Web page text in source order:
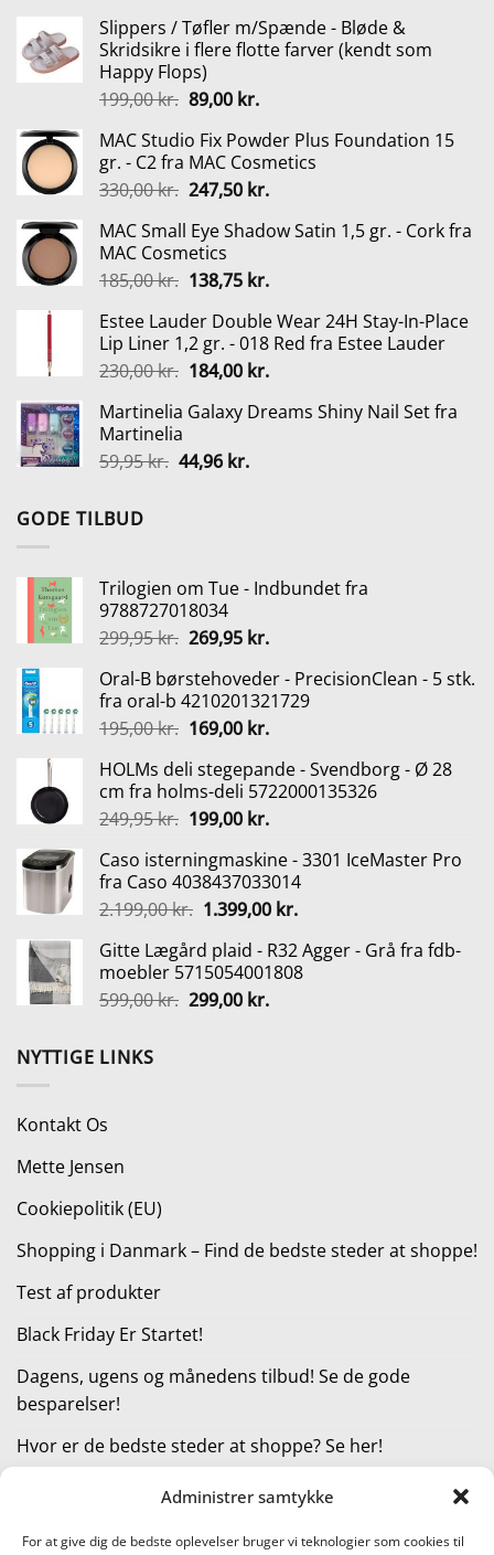
Administrer samtykke
For at give dig de bedste oplevelser bruger vi teknologier som cookies til
Slippers / Tøfler m/Spænde - Bløde &
Skridsikre i flere flotte farver (kendt som
Happy Flops)
199,00kr. Den
pris
var:
199,00 kr..
89,00 kr.Den
pris
er:
89,00 kr..
MAC Studio Fix Powder Plus Foundation 15
gr. - C2 fra MAC Cosmetics
330,00kr. Den
pris
var:
330,00 kr..
247,50 kr.Den
pris
247,50 kr..
MAC Small Eye Shadow Satin 1,5 gr. - Cork fra
MAC Cosmetics
185,00kr. Den
pris
var:
185,00 kr..
138,75 kr.Den
pris
er:
138,75 kr..
Estee Lauder Double Wear 24H Stay-In-Place
Lip Liner 1,2 gr. - 018 Red fra Estee Lauder
230,00kr. Den
pris
230,00 kr..
184,00 kr.Den
pris
Martinelia Galaxy Dreams Shiny Nail Set fra
Martinelia
59,95kr. Den
44,96 kr.Den
GODE TILBUD
Trilogien om Tue - Indbundet fra
9788727018034
299,95kr. Den
pris
var:
299,95 kr..
269,95 kr.Den
pris
er:
269,95 kr..
Oral-B børstehoveder - PrecisionClean - 5 stk.
fra oral-b 4210201321729
195,00kr. Den
pris
var:
195,00 kr..
169,00 kr.Den
pris
er:
169,00 kr..
HOLMs deli stegepande - Svendborg - Ø 28
cm fra holms-deli 5722000135326
249,95kr. Den
pris
var:
249,95 kr..
199,00 kr.Den
pris
er:
199,00 kr..
Caso isterningmaskine - 3301 IceMaster Pro
fra Caso 4038437033014
2.199,00kr. Den
pris
var:
2.199,00 kr..
1.399,00 kr.Den
pris
er:
Gitte Lægård plaid - R32 Agger - Grå fra fdb-
moebler 5715054001808
599,00kr. Den
299,00 kr.Den
NYTTIGE LINKS
Kontakt Os
Mette Jensen
Cookiepolitik (EU)
Shopping i Danmark – Find de bedste steder at shoppe!
Test af produkter
Black Friday Er Startet!
Dagens, ugens og månedens tilbud! Se de gode
besparelser!
Hvor er de bedste steder at shoppe? Se her!